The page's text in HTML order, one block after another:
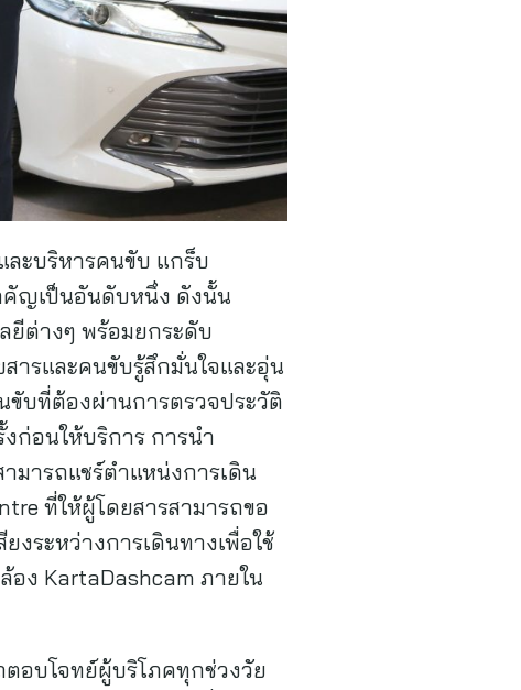
ละบริหารคนขับ แกร็บ
คัญเป็นอันดับหนึ่ง ดังนั้น
ยีต่างๆ พร้อมยกระดับ
ารและคนขับรู้สึกมั่นใจและอุ่น
บที่ต้องผ่านการตรวจประวัติ
ก่อนให้บริการ การนำ
มารถแชร์ตำแหน่งการเดิน
ที่ให้ผู้โดยสารสามารถขอ
งระหว่างการเดินทางเพื่อใช้
ง KartaDashcam ภายใน
ตอบโจทย์ผู้บริโภคทุกช่วงวัย